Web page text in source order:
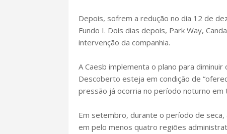
Depois, sofrem a redução no dia 12 de
Fundo I. Dois dias depois, Park Way,
intervenção da companhia.
A Caesb implementa o plano para
Descoberto esteja em condição de
pressão já ocorria no período noturno em
Em setembro, durante o período de
em pelo menos quatro regiões